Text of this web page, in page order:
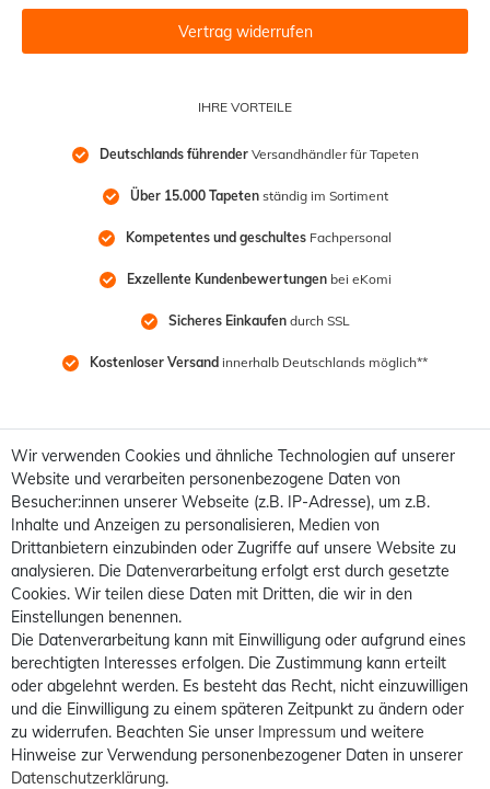
IHRE VORTEILE
Deutschlands führender Versandhändler für Tapeten
Über 15.000 Tapeten ständig im Sortiment
Kompetentes und geschultes Fachpersonal
Exzellente Kundenbewertungen bei eKomi
Sicheres Einkaufen durch SSL
Kostenloser Versand innerhalb Deutschlands möglich**
Vertrag widerrufen
Wir verwenden Cookies und ähnliche Technologien auf unserer
Website und verarbeiten personenbezogene Daten von
Besucher:innen unserer Webseite (z.B. IP-Adresse), um z.B.
Inhalte und Anzeigen zu personalisieren, Medien von
Drittanbietern einzubinden oder Zugriffe auf unsere Website zu
analysieren. Die Datenverarbeitung erfolgt erst durch gesetzte
Cookies. Wir teilen diese Daten mit Dritten, die wir in den
Einstellungen benennen.
Die Datenverarbeitung kann mit Einwilligung oder aufgrund eines
berechtigten Interesses erfolgen. Die Zustimmung kann erteilt
oder abgelehnt werden. Es besteht das Recht, nicht einzuwilligen
und die Einwilligung zu einem späteren Zeitpunkt zu ändern oder
zu widerrufen. Beachten Sie unser Impressum und weitere
Hinweise zur Verwendung personenbezogener Daten in unserer
Daten­schutz­erklärung.